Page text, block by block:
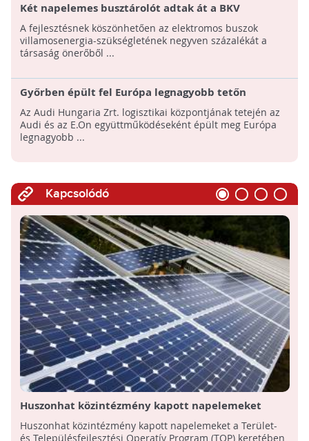
Két napelemes busztárolót adtak át a BKV
kelenföldi buszgarázsában
A fejlesztésnek köszönhetően az elektromos buszok
villamosenergia-szükségletének negyven százalékát a
társaság önerőből ...
Győrben épült fel Európa legnagyobb tetőn
kialakított napelemfarmja!
Az Audi Hungaria Zrt. logisztikai központjának tetején az
Audi és az E.On együttműködéseként épült meg Európa
legnagyobb ...
Kapcsolódó
Huszonhat közintézmény kapott napelemeket
Kiskunfélegyházán
Huszonhat közintézmény kapott napelemeket a Terület-
és Településfejlesztési Operatív Program (TOP) keretében